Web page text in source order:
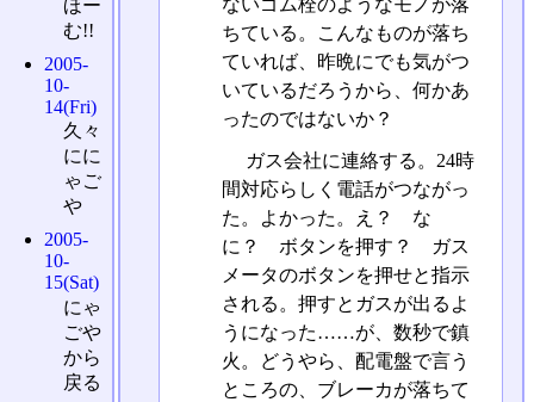
ないゴム栓のようなモノが落
ちている。こんなものが落ち
ていれば、昨晩にでも気がつ
いているだろうから、何かあ
ったのではないか？
ガス会社に連絡する。24時
間対応らしく電話がつながっ
た。よかった。え？ な
に？ ボタンを押す？ ガス
メータのボタンを押せと指示
される。押すとガスが出るよ
うになった……が、数秒で鎮
火。どうやら、配電盤で言う
ところの、ブレーカが落ちて
ほー
む!!
2005-
10-
14(Fri)
久々
にに
ゃご
や
2005-
10-
15(Sat)
にゃ
ごや
から
戻る